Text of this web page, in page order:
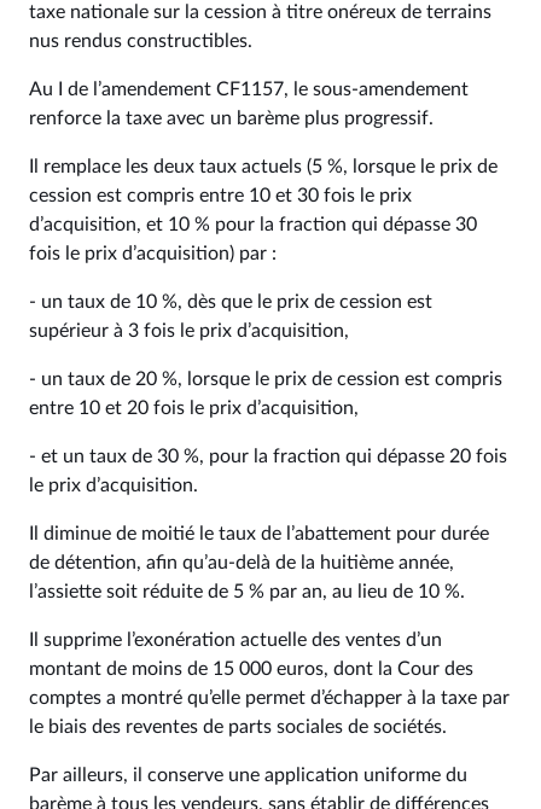
taxe nationale sur la cession à titre onéreux de terrains
nus rendus constructibles.
Au I de l’amendement CF1157, le sous-amendement
renforce la taxe avec un barème plus progressif.
Il remplace les deux taux actuels (5 %, lorsque le prix de
cession est compris entre 10 et 30 fois le prix
d’acquisition, et 10 % pour la fraction qui dépasse 30
fois le prix d’acquisition) par :
- un taux de 10 %, dès que le prix de cession est
supérieur à 3 fois le prix d’acquisition,
- un taux de 20 %, lorsque le prix de cession est compris
entre 10 et 20 fois le prix d’acquisition,
- et un taux de 30 %, pour la fraction qui dépasse 20 fois
le prix d’acquisition.
Il diminue de moitié le taux de l’abattement pour durée
de détention, afin qu’au-delà de la huitième année,
l’assiette soit réduite de 5 % par an, au lieu de 10 %.
Il supprime l’exonération actuelle des ventes d’un
montant de moins de 15 000 euros, dont la Cour des
comptes a montré qu’elle permet d’échapper à la taxe par
le biais des reventes de parts sociales de sociétés.
Par ailleurs, il conserve une application uniforme du
barème à tous les vendeurs, sans établir de différences